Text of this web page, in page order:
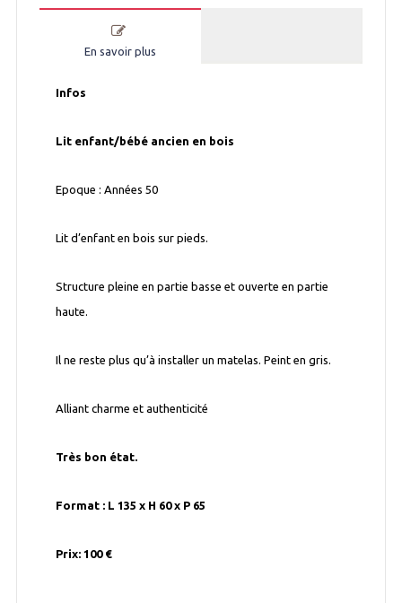
En savoir plus
Infos
Lit enfant/bébé ancien en bois
Epoque : Années 50
Lit d’enfant en bois sur pieds.
Structure pleine en partie basse et ouverte en partie
haute.
Il ne reste plus qu’à installer un matelas. Peint en gris.
Alliant charme et authenticité
Très bon état.
Format : L 135 x H 60 x P 65
Prix: 100 €